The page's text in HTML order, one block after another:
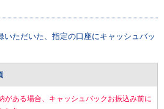
いただいた、指定の口座にキャッシュバッ
ある場合、キャッシュバックお振込み前に